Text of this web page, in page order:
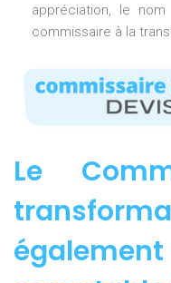
appréciation, le
commissaire à la
Le